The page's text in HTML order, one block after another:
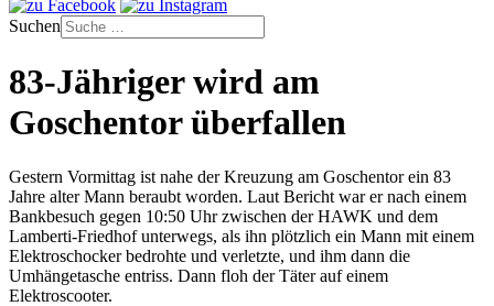
Suchen
83-Jähriger wird am
Goschentor überfallen
Gestern Vormittag ist nahe der Kreuzung am Goschentor ein 83
Jahre alter Mann beraubt worden. Laut Bericht war er nach einem
Bankbesuch gegen 10:50 Uhr zwischen der HAWK und dem
Lamberti-Friedhof unterwegs, als ihn plötzlich ein Mann mit einem
Elektroschocker bedrohte und verletzte, und ihm dann die
Umhängetasche entriss. Dann floh der Täter auf einem
Elektroscooter.